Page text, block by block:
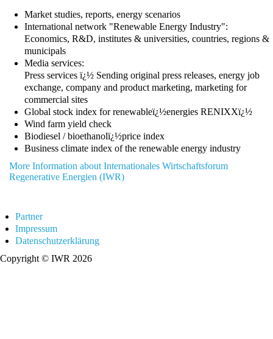
Market studies, reports, energy scenarios
International network "Renewable Energy Industry":
Economics, R&D, institutes & universities, countries, regions &
municipals
Media services:
Press services ï¿½ Sending original press releases, energy job
exchange, company and product marketing, marketing for
commercial sites
Global stock index for renewableï¿½energies RENIXXï¿½
Wind farm yield check
Biodiesel / bioethanolï¿½price index
Business climate index of the renewable energy industry
More Information about Internationales Wirtschaftsforum
Regenerative Energien (IWR)
Partner
Impressum
Datenschutzerklärung
Copyright © IWR 2026